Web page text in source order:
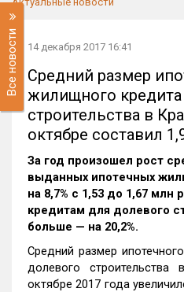
Все новости 14 декабря 2017 16:41
Средний размер
жилищного
строительства в
октябре составил
За год произошел рост
выданных ипотечных
на 8,7% c 1,53 до 1,67 млн
кредитам для долевого
больше — на 20,2%.
Средний размер
долевого
октябре 2017 года